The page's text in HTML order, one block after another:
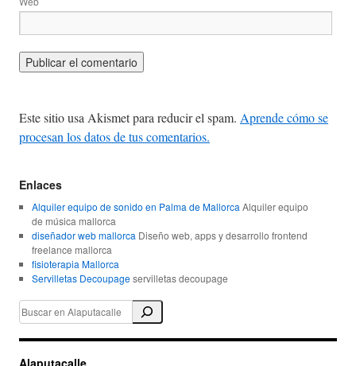
Este sitio usa Akismet para reducir el spam. Aprende cómo se
procesan los datos de tus comentarios.
Enlaces
Alquiler equipo de sonido en Palma de Mallorca Alquiler equipo
de música mallorca
diseñador web mallorca Diseño web, apps y desarrollo frontend
freelance mallorca
fisioterapia Mallorca
Servilletas Decoupageservilletas decoupage